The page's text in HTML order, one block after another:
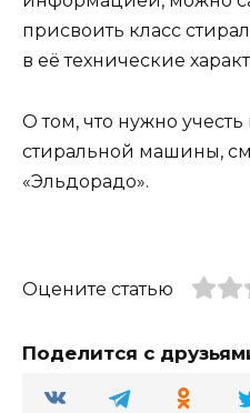
присвоить класс
в её технические
О том, что нужно
стиральной машины,
«Эльдорадо».
Оцените статью
Поделится с